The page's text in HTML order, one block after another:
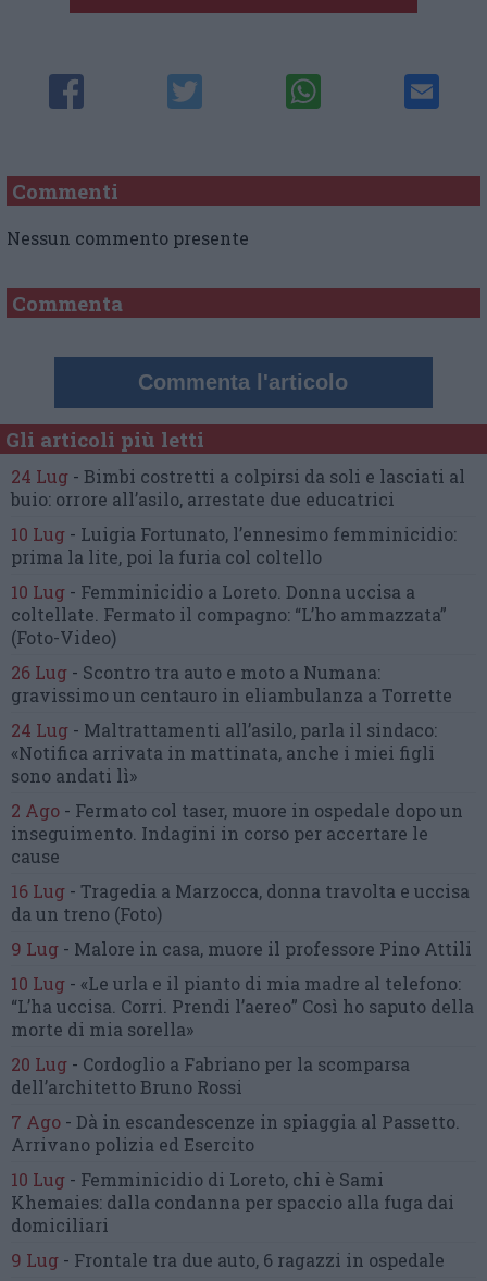
Commenti
Nessun commento presente
Commenta
Commenta l'articolo
Gli articoli più letti
24 Lug - Bimbi costretti a colpirsi da soli e lasciati al
buio: orrore all’asilo, arrestate due educatrici
10 Lug - Luigia Fortunato, l’ennesimo femminicidio:
prima la lite, poi la furia col coltello
10 Lug - Femminicidio a Loreto. Donna uccisa a
coltellate. Fermato il compagno: “L’ho ammazzata”
(Foto-Video)
26 Lug - Scontro tra auto e moto a Numana:
gravissimo un centauro in eliambulanza a Torrette
24 Lug - Maltrattamenti all’asilo, parla il sindaco:
«Notifica arrivata in mattinata, anche i miei figli
sono andati lì»
2 Ago - Fermato col taser, muore in ospedale dopo un
inseguimento. Indagini in corso per accertare le
cause
16 Lug - Tragedia a Marzocca, donna travolta e uccisa
da un treno (Foto)
9 Lug - Malore in casa, muore il professore Pino Attili
10 Lug - «Le urla e il pianto di mia madre al telefono:
“L’ha uccisa. Corri. Prendi l’aereo” Così ho saputo della
morte di mia sorella»
20 Lug - Cordoglio a Fabriano per la scomparsa
dell’architetto Bruno Rossi
7 Ago - Dà in escandescenze in spiaggia al Passetto.
Arrivano polizia ed Esercito
10 Lug - Femminicidio di Loreto, chi è Sami
Khemaies: dalla condanna per spaccio alla fuga dai
domiciliari
9 Lug - Frontale tra due auto, 6 ragazzi in ospedale